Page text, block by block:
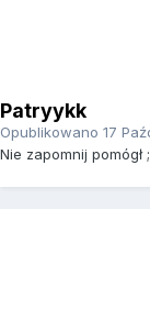
Patryykk
Opublikowano 17
Nie zapomnij